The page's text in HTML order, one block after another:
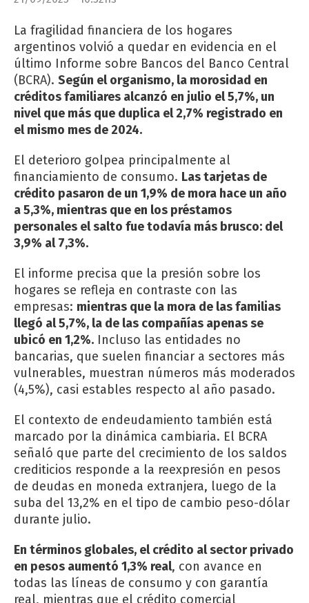
La fragilidad financiera de los hogares
argentinos volvió a quedar en evidencia en el
último Informe sobre Bancos del Banco Central
(BCRA). Según el organismo, la morosidad en
créditos familiares alcanzó en julio el 5,7%, un
nivel que más que duplica el 2,7% registrado en
el mismo mes de 2024.
El deterioro golpea principalmente al
financiamiento de consumo. Las tarjetas de
crédito pasaron de un 1,9% de mora hace un año
a 5,3%, mientras que en los préstamos
personales el salto fue todavía más brusco: del
3,9% al 7,3%.
El informe precisa que la presión sobre los
hogares se refleja en contraste con las
empresas: mientras que la mora de las familias
llegó al 5,7%, la de las compañías apenas se
ubicó en 1,2%. Incluso las entidades no
bancarias, que suelen financiar a sectores más
vulnerables, muestran números más moderados
(4,5%), casi estables respecto al año pasado.
El contexto de endeudamiento también está
marcado por la dinámica cambiaria. El BCRA
señaló que parte del crecimiento de los saldos
crediticios responde a la reexpresión en pesos
de deudas en moneda extranjera, luego de la
suba del 13,2% en el tipo de cambio peso-dólar
durante julio.
En términos globales, el crédito al sector privado
en pesos aumentó 1,3% real, con avance en
todas las líneas de consumo y con garantía
real, mientras que el crédito comercial